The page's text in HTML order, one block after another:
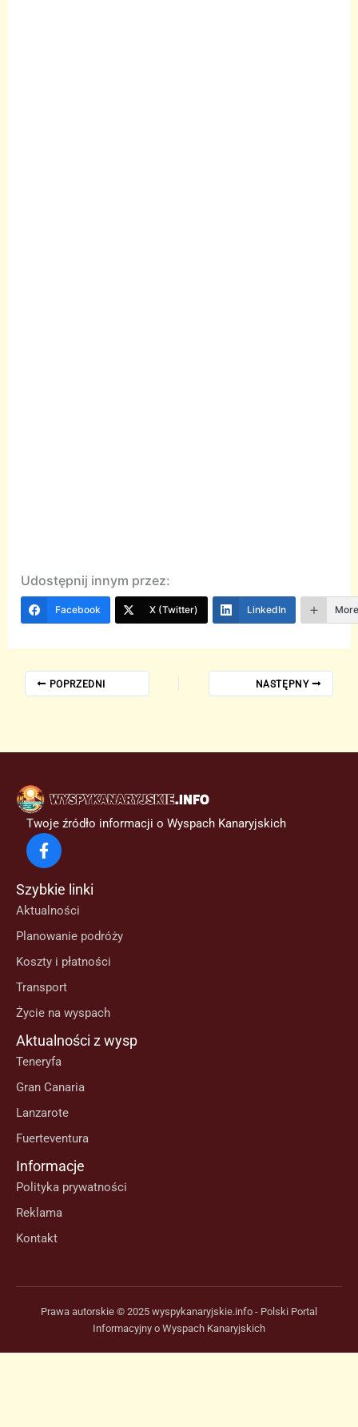
Udostępnij innym przez:
Facebook X (Twitter) LinkedIn
POPRZEDNI NASTĘPNY
Twoje źródło informacji o Wyspach Kanaryjskich
Szybkie linki
Aktualności
Planowanie podróży
Koszty i płatności
Transport
Życie na wyspach
Aktualności z wysp
Teneryfa
Gran Canaria
Lanzarote
Fuerteventura
Informacje
Polityka prywatności
Reklama
Kontakt
Prawa autorskie © 2025 wyspykanaryjskie.info - Polski Portal
Informacyjny o Wyspach Kanaryjskich